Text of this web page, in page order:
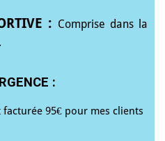
: Comprise dans la
:
facturée 95€ pour mes clients